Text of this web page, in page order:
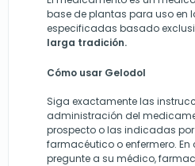
base de plantas para uso en
especificadas basado
larga tradición.
Cómo usar Gelodol
Siga exactamente las
administración del
prospecto o las indicadas
farmacéutico o enfermero.
pregunte a su médico,